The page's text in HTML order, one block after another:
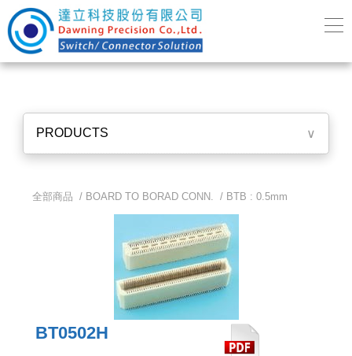
PRODUCTS ∨
全部商品 / BOARD TO BORAD CONN. / BTB : 0.5mm
BT0502H